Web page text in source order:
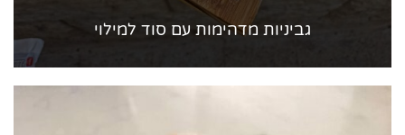
גביניות מדהימות עם סוד למילוי